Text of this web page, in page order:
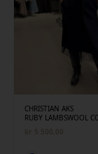
CHRISTIAN AKS
RUBY LAMBSWOOL